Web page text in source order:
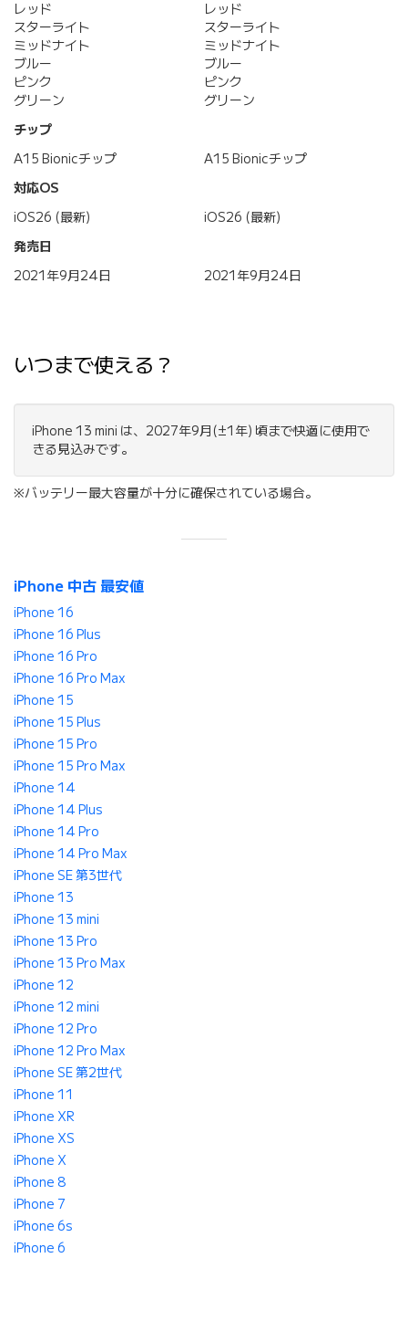
レッド
スターライト
ミッドナイト
ブルー
ピンク
グリーン
レッド
スターライト
ミッドナイト
ブルー
ピンク
グリーン
チップ
A15 Bionicチップ
A15 Bionicチップ
対応OS
iOS26 (最新)
iOS26 (最新)
発売日
2021年9月24日
2021年9月24日
いつまで使える？
iPhone 13 mini は、2027年9月(±1年) 頃まで快適に使用で
きる見込みです。
※バッテリー最大容量が十分に確保されている場合。
iPhone 中古 最安値
iPhone 16
iPhone 16 Plus
iPhone 16 Pro
iPhone 16 Pro Max
iPhone 15
iPhone 15 Plus
iPhone 15 Pro
iPhone 15 Pro Max
iPhone 14
iPhone 14 Plus
iPhone 14 Pro
iPhone 14 Pro Max
iPhone SE 第3世代
iPhone 13
iPhone 13 mini
iPhone 13 Pro
iPhone 13 Pro Max
iPhone 12
iPhone 12 mini
iPhone 12 Pro
iPhone 12 Pro Max
iPhone SE 第2世代
iPhone 11
iPhone XR
iPhone XS
iPhone X
iPhone 8
iPhone 7
iPhone 6s
iPhone 6